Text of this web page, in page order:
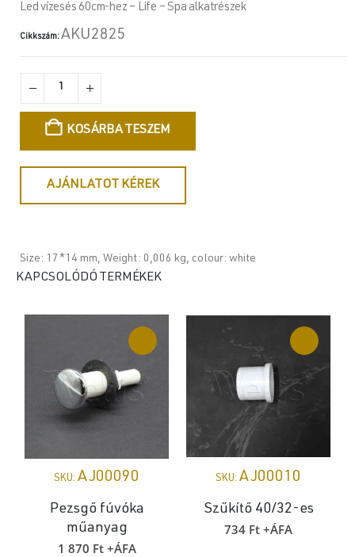
Led vízesés 60cm-hez – Life – Spa alkatrészek
Cikkszám:AKU2825
KOSÁRBA TESZEM
AJÁNLATOT KÉREK
Size: 17*14 mm, Weight: 0,006 kg, colour: white
KAPCSOLÓDÓ TERMÉKEK
SKU: AJ00090
Pezsgő fúvóka
műanyag
1 870 Ft+ÁFA
SKU: AJ00010
Szűkítő 40/32-es
734 Ft +ÁFA